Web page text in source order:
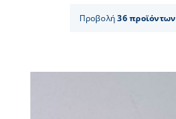
Προβολή36 προϊόντων